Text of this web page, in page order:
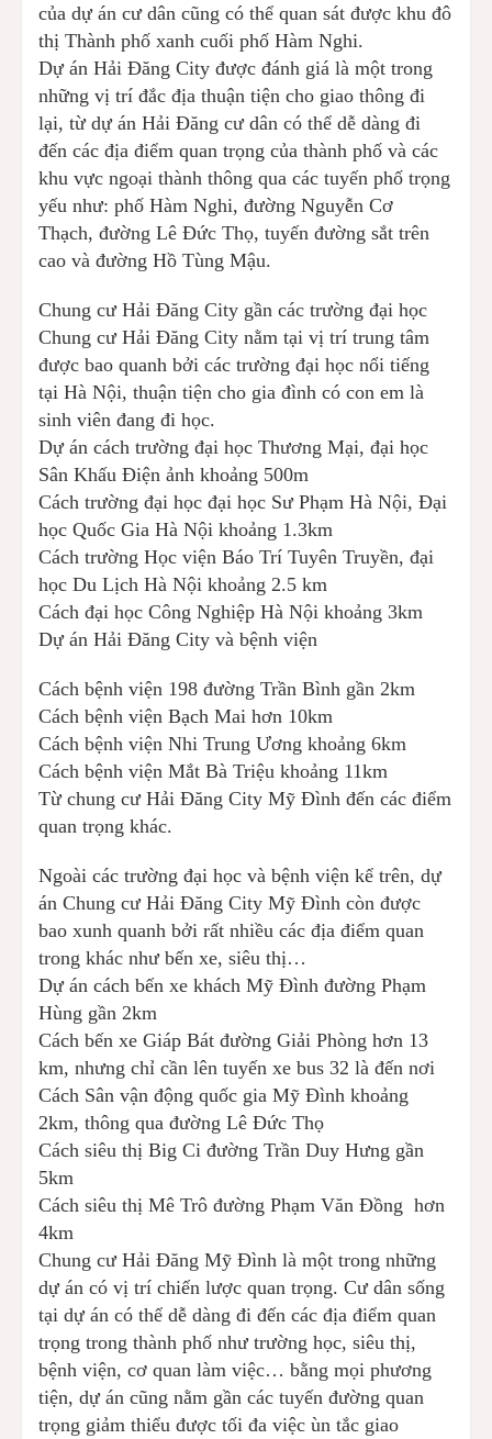
của dự án cư dân cũng có thể quan sát được khu đô
thị Thành phố xanh cuối phố Hàm Nghi.
Dự án Hải Đăng City được đánh giá là một trong
những vị trí đắc địa thuận tiện cho giao thông đi
lại, từ dự án Hải Đăng cư dân có thể dễ dàng đi
đến các địa điểm quan trọng của thành phố và các
khu vực ngoại thành thông qua các tuyến phố trọng
yếu như: phố Hàm Nghi, đường Nguyễn Cơ
Thạch, đường Lê Đức Thọ, tuyến đường sắt trên
cao và đường Hồ Tùng Mậu.
Chung cư Hải Đăng City gần các trường đại học
Chung cư Hải Đăng City nằm tại vị trí trung tâm
được bao quanh bởi các trường đại học nổi tiếng
tại Hà Nội, thuận tiện cho gia đình có con em là
sinh viên đang đi học.
Dự án cách trường đại học Thương Mại, đại học
Sân Khấu Điện ảnh khoảng 500m
Cách trường đại học đại học Sư Phạm Hà Nội, Đại
học Quốc Gia Hà Nội khoảng 1.3km
Cách trường Học viện Báo Trí Tuyên Truyền, đại
học Du Lịch Hà Nội khoảng 2.5 km
Cách đại học Công Nghiệp Hà Nội khoảng 3km
Dự án Hải Đăng City và bệnh viện
Cách bệnh viện 198 đường Trần Bình gần 2km
Cách bệnh viện Bạch Mai hơn 10km
Cách bệnh viện Nhi Trung Ương khoảng 6km
Cách bệnh viện Mắt Bà Triệu khoảng 11km
Từ chung cư Hải Đăng City Mỹ Đình đến các điểm
quan trọng khác.
Ngoài các trường đại học và bệnh viện kể trên, dự
án Chung cư Hải Đăng City Mỹ Đình còn được
bao xunh quanh bởi rất nhiều các địa điểm quan
trong khác như bến xe, siêu thị…
Dự án cách bến xe khách Mỹ Đình đường Phạm
Hùng gần 2km
Cách bến xe Giáp Bát đường Giải Phòng hơn 13
km, nhưng chỉ cần lên tuyến xe bus 32 là đến nơi
Cách Sân vận động quốc gia Mỹ Đình khoảng
2km, thông qua đường Lê Đức Thọ
Cách siêu thị Big Ci đường Trần Duy Hưng gần
5km
Cách siêu thị Mê Trô đường Phạm Văn Đồng hơn
4km
Chung cư Hải Đăng Mỹ Đình là một trong những
dự án có vị trí chiến lược quan trọng. Cư dân sống
tại dự án có thể dễ dàng đi đến các địa điểm quan
trọng trong thành phố như trường học, siêu thị,
bệnh viện, cơ quan làm việc… bằng mọi phương
tiện, dự án cũng nằm gần các tuyến đường quan
trọng giảm thiểu được tối đa việc ùn tắc giao